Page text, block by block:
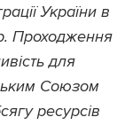
України в
Проходження
для
Союзом
ресурсів